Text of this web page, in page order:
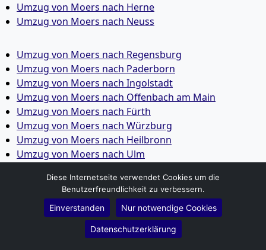
Umzug von Moers nach Herne
Umzug von Moers nach Neuss
Umzug von Moers nach Regensburg
Umzug von Moers nach Paderborn
Umzug von Moers nach Ingolstadt
Umzug von Moers nach Offenbach am Main
Umzug von Moers nach Fürth
Umzug von Moers nach Würzburg
Umzug von Moers nach Heilbronn
Umzug von Moers nach Ulm
Umzug von Moers nach Wolfsburg
Umzug von Moers nach Bottrop
Umzug von Moers nach Göttingen
Umzug von Moers nach Reutlingen
Umzug von Moers nach Bremer­haven
Diese Internetseite verwendet Cookies um die
Benutzerfreundlichkeit zu verbessern.
Einverstanden Nur notwendige Cookies
Datenschutzerklärung